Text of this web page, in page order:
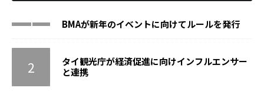
BMAが新年のイベントに向けてルールを発行
タイ観光庁が経済促進に向けインフルエンサー
と連携